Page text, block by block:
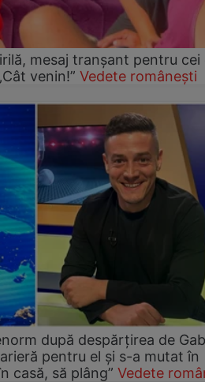
mesaj tranșant pentru cei
venin!” Vedete românești
după despărțirea de
pentru el și s-a mutat în
casă, să plâng” Vedete